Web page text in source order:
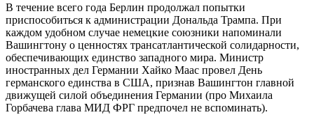
В течение всего года Берлин продолжал попытки
приспособиться к администрации Дональда Трампа. При
каждом удобном случае немецкие союзники напоминали
Вашингтону о ценностях трансатлантической солидарности,
обеспечивающих единство западного мира. Министр
иностранных дел Германии Хайко Маас провел День
германского единства в США, признав Вашингтон главной
движущей силой объединения Германии (про Михаила
Горбачева глава МИД ФРГ предпочел не вспоминать).